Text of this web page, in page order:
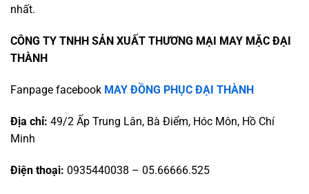
nhất.
CÔNG TY TNHH SẢN XUẤT THƯƠNG MẠI MAY MẶC ĐẠI
THÀNH
Fanpage facebook MAY ĐỒNG PHỤC ĐẠI THÀNH
Địa chỉ: 49/2 Ấp Trung Lân, Bà Điểm, Hóc Môn, Hồ Chí
Minh
Điện thoại: 0935440038 – 05.66666.525